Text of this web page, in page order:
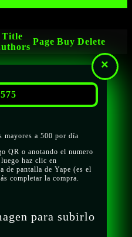
Page Buy Delete
×
mayores a 500 por día
QR o anotando el numero
haz clic en
de pantalla de Yape (es el
completar la compra.
para subirlo